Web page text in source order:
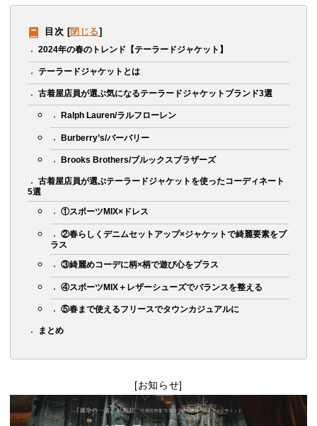
目次 [閉じる]
2024年の春のトレンド【テーラードジャケット】
テーラードジャケットとは
古着屋店員が選ぶ気になるテーラードジャケットブランド3選
Ralph Lauren/ラルフローレン
Burberry’s/バーバリー
Brooks Brothers/ブルックスブラザーズ
古着屋店員が選ぶテーラードジャケットを使ったコーディネート
5選
①スポーツMIX×ドレス
②春らしくデニムセットアップ×ジャケットで綺麗要素をプ
ラス
③綺麗めコーデに柄×柄で遊び心をプラス
④スポーツMIX＋レザーシューズでバランスを整える
⑤春まで使えるフリースでタウンカジュアルに
まとめ
[お知らせ]